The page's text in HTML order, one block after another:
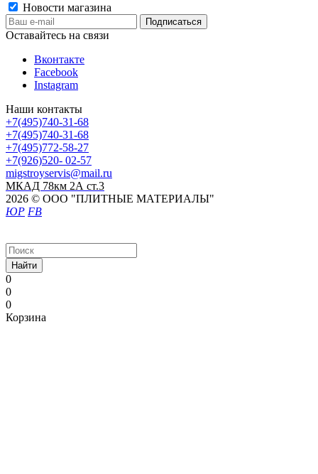
Новости магазина
Оставайтесь на связи
Вконтакте
Facebook
Instagram
Наши контакты
+7(495)740-31-68
+7(495)740-31-68
+7(495)772-58-27
+7(926)520- 02-57
migstroyservis@mail.ru
МКАД 78км 2А ст.3
2026 © ООО "ПЛИТНЫЕ МАТЕРИАЛЫ"
ЮР FB
Найти
0
0
0
Корзина